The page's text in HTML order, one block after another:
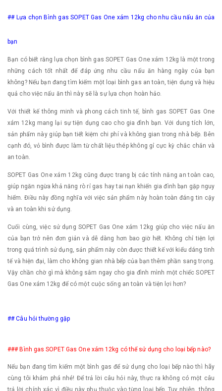
## Lựa chọn Bình gas SOPET Gas One xám 12kg cho nhu cầu nấu ăn của
bạn
Bạn có biết rằng lựa chọn bình gas SOPET Gas One xám 12kg là một trong
những cách tốt nhất để đáp ứng nhu cầu nấu ăn hàng ngày của bạn
không? Nếu bạn đang tìm kiếm một loại bình gas an toàn, tiện dụng và hiệu
quả cho việc nấu ăn thì này sẽ là sự lựa chọn hoàn hảo.
Với thiết kế thông minh và phong cách tinh tế, bình gas SOPET Gas One
xám 12kg mang lại sự tiện dụng cao cho gia đình bạn. Với dung tích lớn,
sản phẩm này giúp bạn tiết kiệm chi phí và không gian trong nhà bếp. Bên
cạnh đó, vỏ bình được làm từ chất liệu thép không gỉ cực kỳ chắc chắn và
an toàn.
SOPET Gas One xám 12kg cũng được trang bị các tính năng an toàn cao,
giúp ngăn ngừa khả năng rò rỉ gas hay tai nạn khiến gia đình bạn gặp nguy
hiểm. Điều này đồng nghĩa với việc sản phẩm này hoàn toàn đáng tin cậy
và an toàn khi sử dụng.
Cuối cùng, việc sử dụng SOPET Gas One xám 12kg giúp cho việc nấu ăn
của bạn trở nên đơn giản và dễ dàng hơn bao giờ hết. Không chỉ tiện lợi
trong quá trình sử dụng, sản phẩm này còn được thiết kế với kiểu dáng tinh
tế và hiện đại, làm cho không gian nhà bếp của bạn thêm phần sang trọng.
Vậy chần chờ gì mà không sắm ngay cho gia đình mình một chiếc SOPET
Gas One xám 12kg để có một cuộc sống an toàn và tiện lợi hơn?
## Câu hỏi thường gặp
### Bình gas SOPET Gas One xám 12kg có thể sử dụng cho loại bếp nào?
Nếu bạn đang tìm kiếm một bình gas để sử dụng cho loại bếp nào thì hãy
cùng tôi khám phá nhé! Để trả lời câu hỏi này, thực ra không có một câu
trả lời chính xác vì điều này phụ thuộc vào từng loại bếp. Tuy nhiên, thông